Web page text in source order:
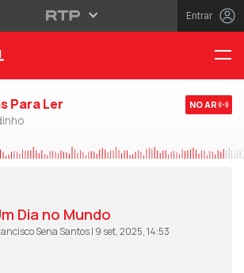
Entrar
Para Ler NO AR
Dia no Mundo
Sena Santos | 9 set, 2025, 14:53